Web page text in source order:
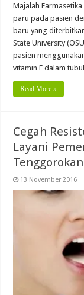
Majalah
paru pada pasien
baru yang
State University
pasien
vitamin E dalam
Read More »
Cegah
Layani
Tenggorokan
13 November 2016